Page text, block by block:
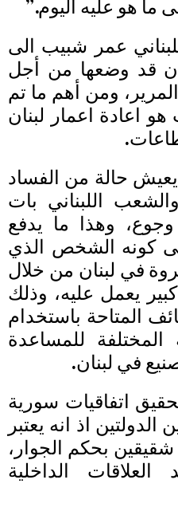
ما هو عليه اليوم.”
عمر شبيب الى
قد وضعها من أجل
ومن أهم ما تم
اعادة اعمار لبنان
حالة من الفساد
اللبناني بات
وهذا ما يدفع
كونه الشخص الذي
في لبنان من خلال
يعمل عليه، وذلك
المتاحة باستخدام
المختلفة للمساعدة
في لبنان.
اتفاقيات سورية
الدولتين اذ انه يعتبر
شقيقين بحكم الجوار،
الداخلية